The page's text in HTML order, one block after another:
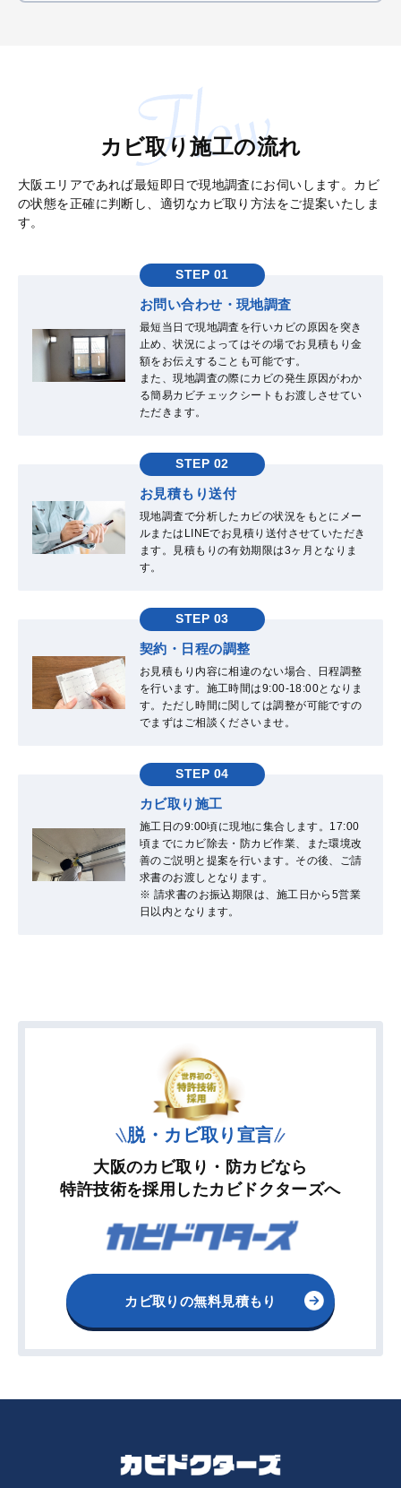
カビ取り施工の流れ
大阪エリアであれば最短即日で現地調査にお伺いします。カビ
の状態を正確に判断し、適切なカビ取り方法をご提案いたしま
す。
STEP 01
お問い合わせ・現地調査
最短当日で現地調査を行いカビの原因を突き
止め、状況によってはその場でお見積もり金
額をお伝えすることも可能です。
また、現地調査の際にカビの発生原因がわか
る簡易カビチェックシートもお渡しさせてい
ただきます。
STEP 02
お見積もり送付
現地調査で分析したカビの状況をもとにメー
ルまたはLINEでお見積り送付させていただき
ます。見積もりの有効期限は3ヶ月となりま
す。
STEP 03
契約・日程の調整
お見積もり内容に相違のない場合、日程調整
を行います。施工時間は9:00-18:00となりま
す。ただし時間に関しては調整が可能ですの
でまずはご相談くださいませ。
STEP 04
カビ取り施工
施工日の9:00頃に現地に集合します。17:00
頃までにカビ除去・防カビ作業、また環境改
善のご説明と提案を行います。その後、ご請
求書のお渡しとなります。
※ 請求書のお振込期限は、施工日から5営業
日以内となります。
脱・カビ取り宣言
大阪のカビ取り・防カビなら
特許技術を採用したカビドクターズへ
カビ取りの無料見積もり